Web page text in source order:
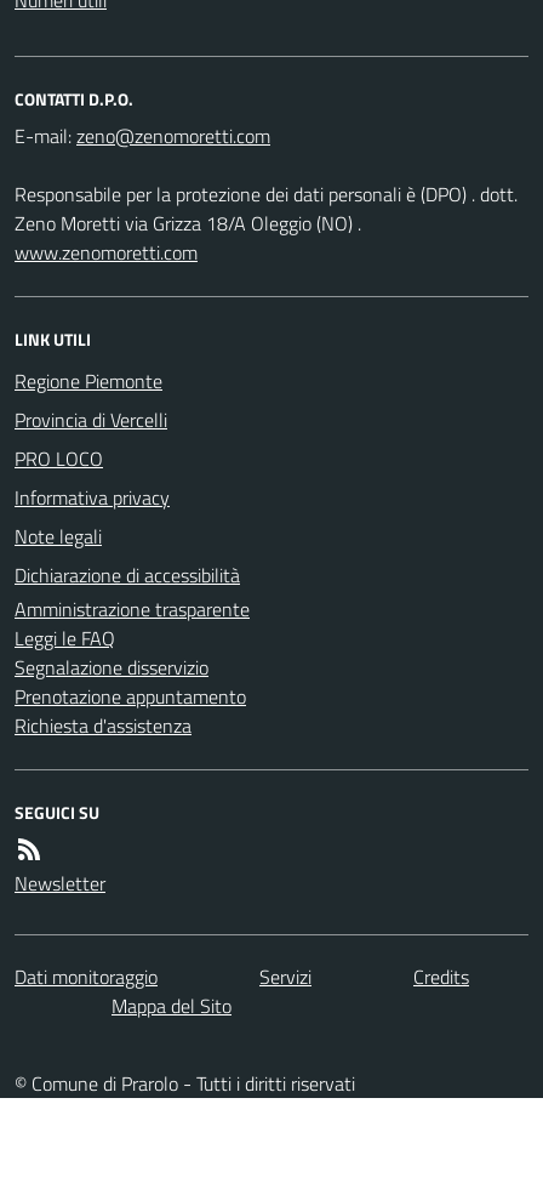
CONTATTI D.P.O.
E-mail:
Responsabile per la protezione dei dati personali è (DPO) . dott.
Zeno Moretti via Grizza 18/A Oleggio (NO) .
www.zenomoretti.com
LINK UTILI
Regione Piemonte
Provincia di Vercelli
PRO LOCO
Informativa privacy
Note legali
Dichiarazione di accessibilità
Amministrazione trasparente
Leggi le FAQ
Segnalazione disservizio
Prenotazione appuntamento
Richiesta d'assistenza
SEGUICI SU
Newsletter
Dati monitoraggio Servizi
Credits
Mappa del Sito
© Comune di Prarolo - Tutti i diritti riservati